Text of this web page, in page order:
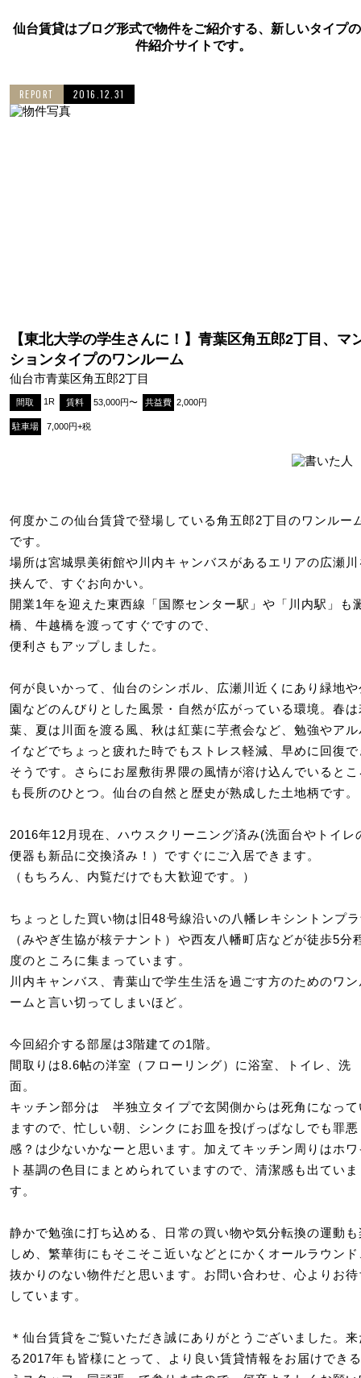
仙台賃貸はブログ形式で物件をご紹介する、新しいタイプ
件紹介サイトです。
REPORT 2016.12.31
【東北大学の学生さんに！】青葉区角五郎2丁目、マ
ションタイプのワンルーム
仙台市青葉区角五郎2丁目
間取 1R 賃料 53,000円〜 共益費 2,000円
駐車場 7,000円+税
何度かこの仙台賃貸で登場している角五郎2丁目のワンルー
です。
場所は宮城県美術館や川内キャンバスがあるエリアの広瀬川
挟んで、すぐお向かい。
開業1年を迎えた東西線「国際センター駅」や「川内駅」も
橋、牛越橋を渡ってすぐですので、
便利さもアップしました。
何が良いかって、仙台のシンボル、広瀬川近くにあり緑地や
園などのんびりとした風景・自然が広がっている環境。春は
葉、夏は川面を渡る風、秋は紅葉に芋煮会など、勉強やアル
イなどでちょっと疲れた時でもストレス軽減、早めに回復で
そうです。さらにお屋敷街界隈の風情が溶け込んでいるとこ
も長所のひとつ。仙台の自然と歴史が熟成した土地柄です。
2016年12月現在、ハウスクリーニング済み(洗面台やトイレ
便器も新品に交換済み！）ですぐにご入居できます。
（もちろん、内覧だけでも大歓迎です。）
ちょっとした買い物は旧48号線沿いの八幡レキシントンプ
（みやぎ生協が核テナント）や西友八幡町店などが徒歩5分
度のところに集まっています。
川内キャンバス、青葉山で学生生活を過ごす方のためのワン
ームと言い切ってしまいほど。
今回紹介する部屋は3階建ての1階。
間取りは8.6帖の洋室（フローリング）に浴室、トイレ、洗
面。
キッチン部分は 半独立タイプで玄関側からは死角になって
ますので、忙しい朝、シンクにお皿を投げっぱなしでも罪悪
感？は少ないかなーと思います。加えてキッチン周りはホワ
ト基調の色目にまとめられていますので、清潔感も出ていま
す。
静かで勉強に打ち込める、日常の買い物や気分転換の運動も
しめ、繁華街にもそこそこ近いなどとにかくオールラウンド
抜かりのない物件だと思います。お問い合わせ、心よりお待
しています。
＊仙台賃貸をご覧いただき誠にありがとうございました。来
る2017年も皆様にとって、より良い賃貸情報をお届けでき